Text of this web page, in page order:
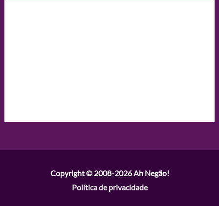
Copyright © 2008-2026Ah Negão!
Política de privacidade